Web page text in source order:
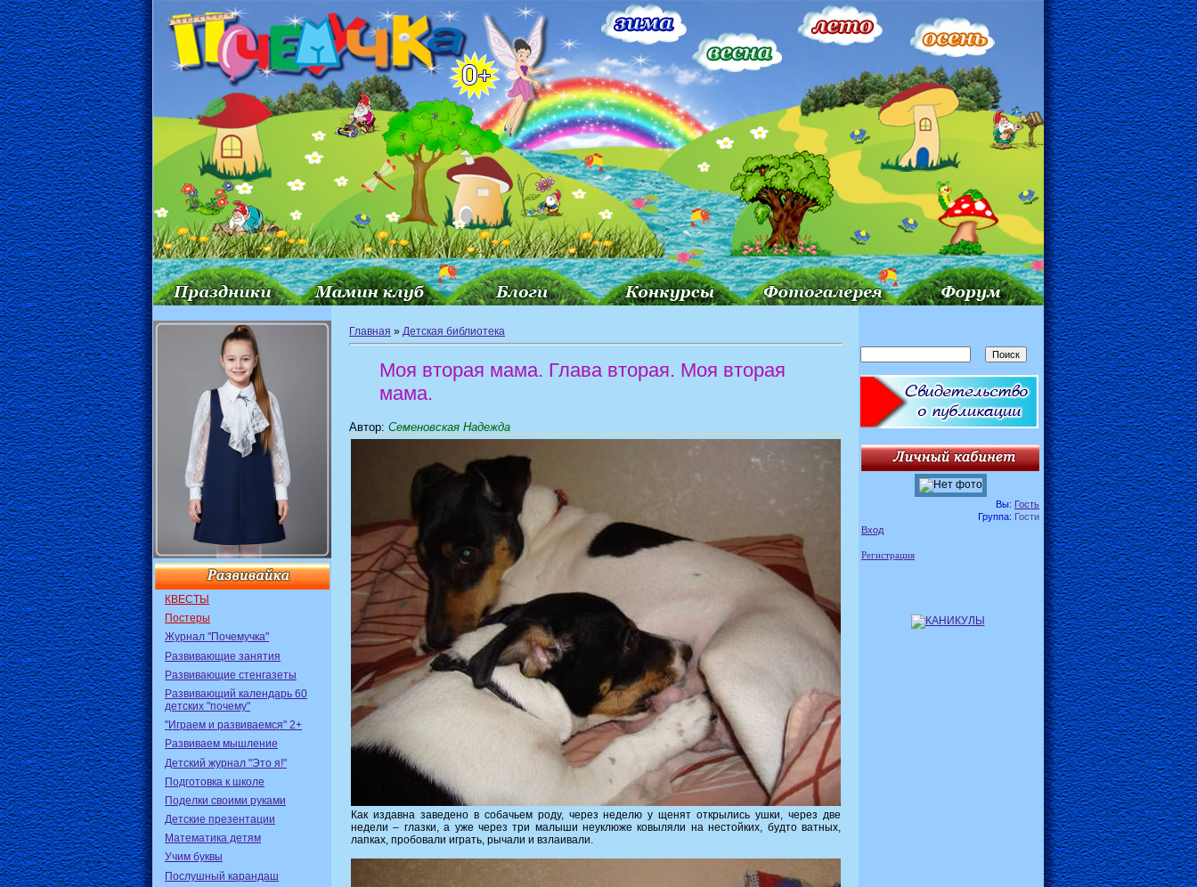
КВЕСТЫ
Постеры
Журнал "Почемучка"
Развивающие занятия
Развивающие стенгазеты
Развивающий календарь 60
детских "почему"
"Играем и развиваемся" 2+
Развиваем мышление
Детский журнал "Это я!"
Подготовка к школе
Поделки своими руками
Детские презентации
Математика детям
Учим буквы
Послушный карандаш
Главная » Детская библиотека
Моя вторая мама. Глава вторая. Моя вторая
мама.
Автор: Семеновская Надежда
Как издавна заведено в собачьем роду, через неделю у щенят открылись ушки, через две
недели – глазки, а уже через три малыши неуклюже ковыляли на нестойких, будто ватных,
лапках, пробовали играть, рычали и взлаивали.
Вы: Гость
Группа: Гости
Вход
Регистрация